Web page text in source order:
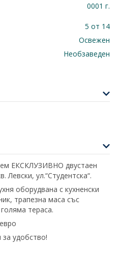
0001 г.
5 от 14
Освежен
Необзаведен
ЕКСКЛУЗИВНО двустаен
Левски, ул.“Студентска“.
оборудвана с кухненски
трапезна маса със
тераса.
за удобство!